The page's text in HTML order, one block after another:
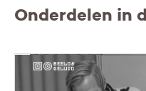
Onderdelen in